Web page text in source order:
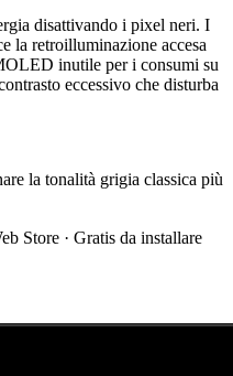
disattivando i pixel neri. I
la retroilluminazione accesa
inutile per i consumi su
eccessivo che disturba
la tonalità grigia classica più
Store · Gratis da installare